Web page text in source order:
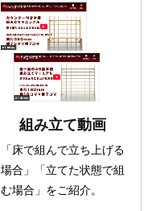
組み立て動画
「床で組んで立ち上げる
場合」「立てた状態で組
む場合」をご紹介。